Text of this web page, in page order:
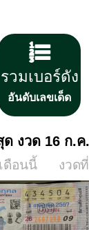
รวมเบอร์ดัง
อันดับเลขเด็ด
งวด 16 ก.ค.
เดือนนี้ งวด